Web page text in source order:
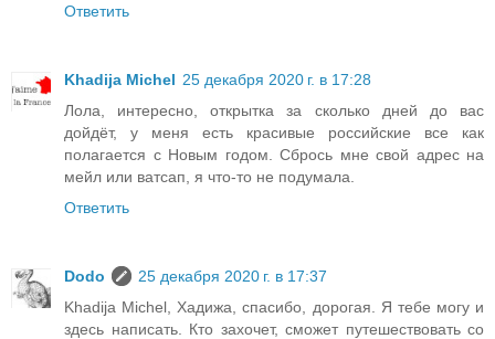
Ответить
Khadija Michel 25 декабря 2020 г. в 17:28
Лола, интересно, открытка за сколько дней до вас
дойдёт, у меня есть красивые российские все как
полагается с Новым годом. Сбрось мне свой адрес на
мейл или ватсап, я что-то не подумала.
Ответить
Dodo
25 декабря 2020 г. в 17:37
Khadija Michel, Хадижа, спасибо, дорогая. Я тебе могу и
здесь написать. Кто захочет, сможет путешествовать со